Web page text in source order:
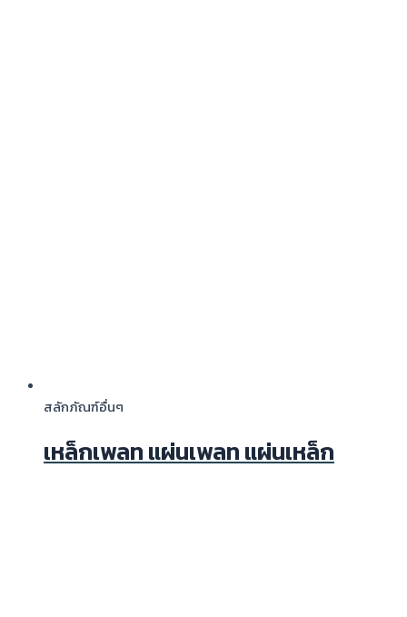
สลักภัณฑ์อื่นๆ
เหล็กเพลท แผ่นเพลท แผ่นเหล็ก